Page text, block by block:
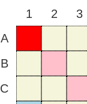
1 2
3
A
B
C